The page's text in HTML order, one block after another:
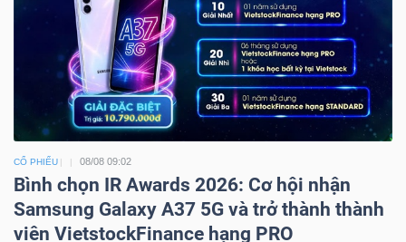
CỔ PHIẾU 08/08 09:02
Bình chọn IR Awards 2026: Cơ hội nhận
Samsung Galaxy A37 5G và trở thành thành
viên VietstockFinance hạng PRO